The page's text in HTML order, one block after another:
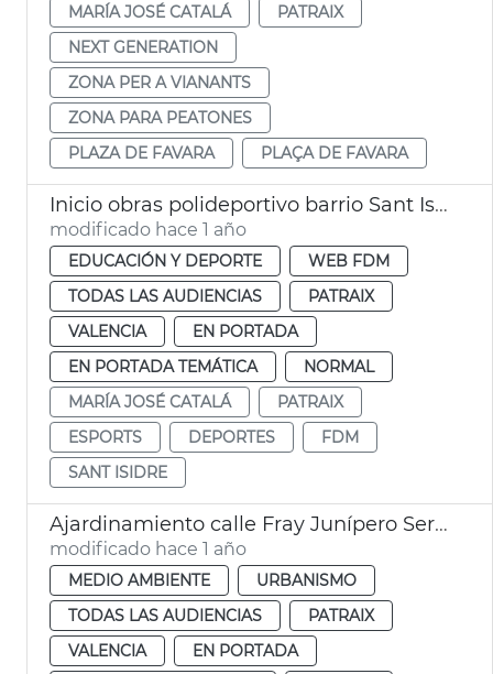
MARÍA JOSÉ CATALÁ
PATRAIX
NEXT GENERATION
ZONA PER A VIANANTS
ZONA PARA PEATONES
PLAZA DE FAVARA
PLAÇA DE FAVARA
Inicio obras polideportivo barrio Sant Isidre València
modificado hace 1 año
EDUCACIÓN Y DEPORTE
WEB FDM
TODAS LAS AUDIENCIAS
PATRAIX
VALENCIA
EN PORTADA
EN PORTADA TEMÁTICA
NORMAL
MARÍA JOSÉ CATALÁ
PATRAIX
ESPORTS
DEPORTES
FDM
SANT ISIDRE
Ajardinamiento calle Fray Junípero Serra Patraix
modificado hace 1 año
MEDIO AMBIENTE
URBANISMO
TODAS LAS AUDIENCIAS
PATRAIX
VALENCIA
EN PORTADA